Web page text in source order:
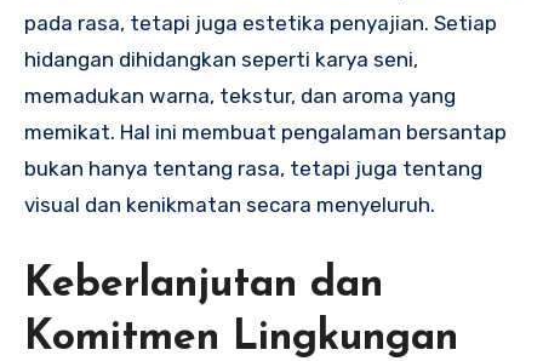
pada rasa, tetapi juga estetika penyajian. Setiap
hidangan dihidangkan seperti karya seni,
memadukan warna, tekstur, dan aroma yang
memikat. Hal ini membuat pengalaman bersantap
bukan hanya tentang rasa, tetapi juga tentang
visual dan kenikmatan secara menyeluruh.
Keberlanjutan dan
Komitmen Lingkungan